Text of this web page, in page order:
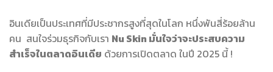
อินเดียเป็นประเทศที่มีประชากรสูงที่สุดในโลก หนึ่งพันสี่ร้อยล้าน
คน สนใจร่วมธุรกิจกับเรา Nu Skin มั่นใจว่าจะประสบความ
สำเร็จในตลาดอินเดีย ด้วยการเปิดตลาด ในปี 2025 นี้ !